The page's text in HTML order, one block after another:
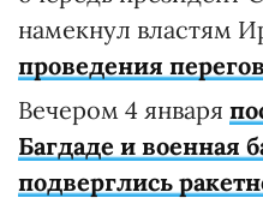
намекнул властям
проведения
Вечером 4 января
Багдаде и военная
подверглись